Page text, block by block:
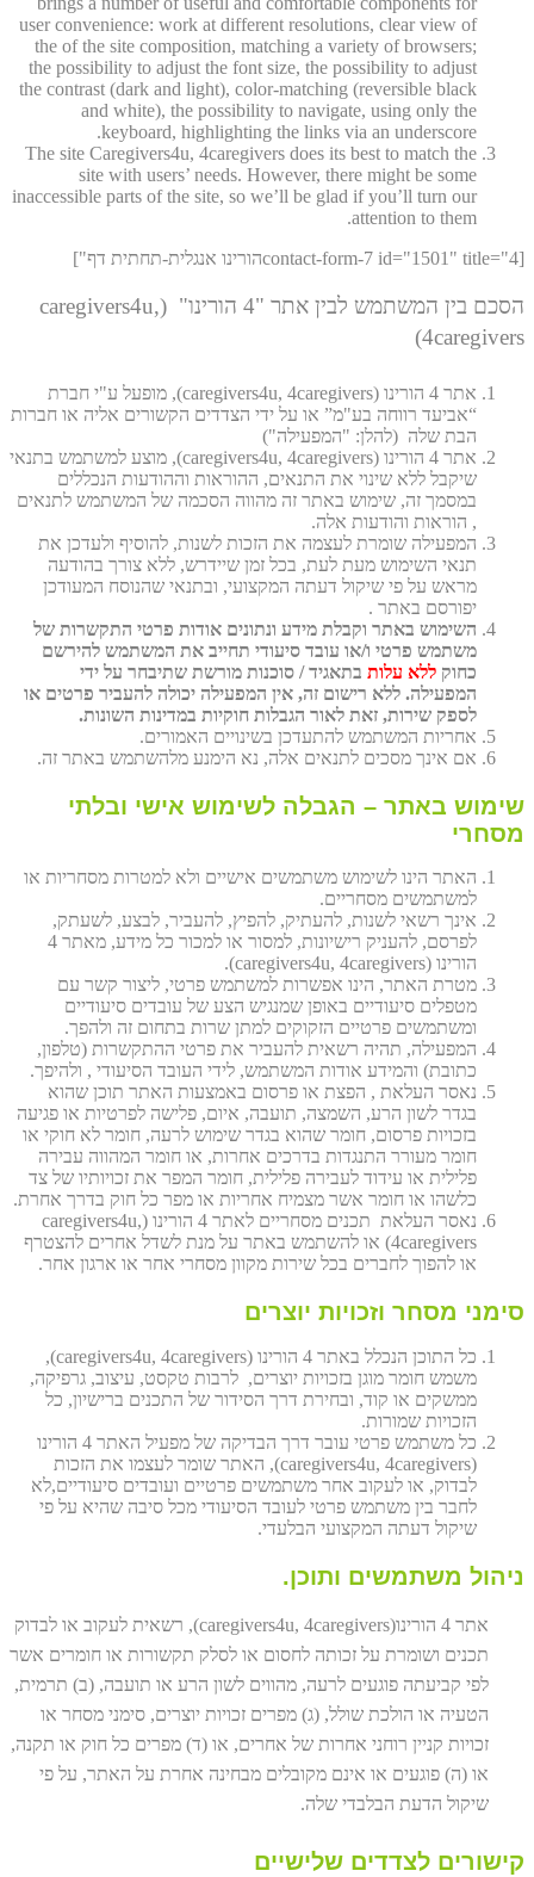
user convenience: work at different resolutions, clear view of
the of the site composition, matching a variety of browsers;
the possibility to adjust the font size, the possibility to adjust
the contrast (dark and light), color-matching (reversible black
and white), the possibility to navigate, using only the
keyboard, highlighting the links via an underscore.
The site Caregivers4u, 4caregivers does its best to match the
site with users’ needs. However, there might be some
inaccessible parts of the site, so we’ll be glad if you’ll turn our
attention to them.
[contact-form-7 id="1501" title="4הורינו אנגלית-תחתית דף"]
הסכם בין המשתמש לבין אתר "4 הורינו" (caregivers4u,
4caregivers)
אתר 4 הורינו (caregivers4u, 4caregivers), מופעל ע"י חברת
“אביעד רווחה בע"מ” או על ידי הצדדים הקשורים אליה או חברות
הבת שלה (להלן: "המפעילה")
אתר 4 הורינו (caregivers4u, 4caregivers), מוצע למשתמש בתנאי
שיקבל ללא שינוי את התנאים, ההוראות וההודעות הנכללים
במסמך זה, שימוש באתר זה מהווה הסכמה של המשתמש לתנאים
, הוראות והודעות אלה.
המפעילה שומרת לעצמה את הזכות לשנות, להוסיף ולעדכן את
תנאי השימוש מעת לעת, בכל זמן שיידרש, ללא צורך בהודעה
מראש על פי שיקול דעתה המקצועי, ובתנאי שהנוסח המעודכן
יפורסם באתר .
השימוש באתר וקבלת מידע ונתונים אודות פרטי התקשרות של
משתמש פרטי ו/או עובד סיעודי תחייב את המשתמש להירשם
כחוק ללא עלות בתאגיד / סוכנות מורשת שתיבחר על ידי
המפעילה. ללא רישום זה, אין המפעילה יכולה להעביר פרטים או
לספק שירות, זאת לאור הגבלות חוקיות במדינות השונות.
אחריות המשתמש להתעדכן בשינויים האמורים.
אם אינך מסכים לתנאים אלה, נא הימנע מלהשתמש באתר זה.
שימוש באתר – הגבלה לשימוש אישי ובלתי
מסחרי
האתר הינו לשימוש משתמשים אישיים ולא למטרות מסחריות או
למשתמשים מסחריים.
אינך רשאי לשנות, להעתיק, להפיץ, להעביר, לבצע, לשעתק,
לפרסם, להעניק רישיונות, למסור או למכור כל מידע, מאתר 4
הורינו (caregivers4u, 4caregivers).
מטרת האתר, הינו אפשרות למשתמש פרטי, ליצור קשר עם
מטפלים סיעודיים באופן שמנגיש הצע של עובדים סיעודיים
ומשתמשים פרטיים הזקוקים למתן שרות בתחום זה ולהפך.
המפעילה, תהיה רשאית להעביר את פרטי ההתקשרות (טלפון,
כתובת) והמידע אודות המשתמש, לידי העובד הסיעודי , ולהיפך.
נאסר העלאת , הפצת או פרסום באמצעות האתר תוכן שהוא
בגדר לשון הרע, השמצה, תועבה, איום, פלישה לפרטיות או פגיעה
בזכויות פרסום, חומר שהוא בגדר שימוש לרעה, חומר לא חוקי או
חומר מעורר התנגדות בדרכים אחרות, או חומר המהווה עבירה
פלילית או עידוד לעבירה פלילית, חומר המפר את זכויותיו של צד
כלשהו או חומר אשר מצמיח אחריות או מפר כל חוק בדרך אחרת.
נאסר העלאת תכנים מסחריים לאתר 4 הורינו (caregivers4u,
4caregivers) או להשתמש באתר על מנת לשדל אחרים להצטרף
או להפוך לחברים בכל שירות מקוון מסחרי אחר או ארגון אחר.
סימני מסחר וזכויות יוצרים
כל התוכן הנכלל באתר 4 הורינו (caregivers4u, 4caregivers),
משמש חומר מוגן בזכויות יוצרים, לרבות טקסט, עיצוב, גרפיקה,
ממשקים או קוד, ובחירת דרך הסידור של התכנים ברישיון, כל
הזכויות שמורות.
כל משתמש פרטי עובר דרך הבדיקה של מפעיל האתר 4 הורינו
(caregivers4u, 4caregivers), האתר שומר לעצמו את הזכות
לבדוק, או לעקוב אחר משתמשים פרטיים ועובדים סיעודיים,לא
לחבר בין משתמש פרטי לעובד הסיעודי מכל סיבה שהיא על פי
שיקול דעתה המקצועי הבלעדי.
ניהול משתמשים ותוכן.
אתר 4 הורינו(caregivers4u, 4caregivers), רשאית לעקוב או לבדוק
תכנים ושומרת על זכותה לחסום או לסלק תקשורות או חומרים אשר
לפי קביעתה פוגעים לרעה, מהווים לשון הרע או תועבה, (ב) תרמית,
הטעיה או הולכת שולל, (ג) מפרים זכויות יוצרים, סימני מסחר או
זכויות קניין רוחני אחרות של אחרים, או (ד) מפרים כל חוק או תקנה,
או (ה) פוגעים או אינם מקובלים מבחינה אחרת על האתר, על פי
שיקול הדעת הבלבדי שלה.
קישורים לצדדים שלישיים